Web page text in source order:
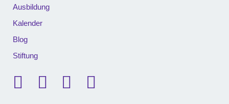
Ausbildung
Kalender
Blog
Stiftung